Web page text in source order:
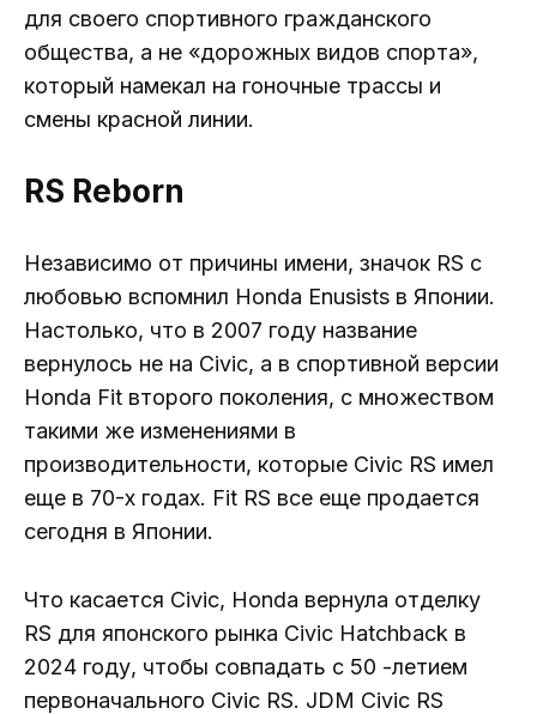
для своего спортивного гражданского
общества, а не «дорожных видов спорта»,
который намекал на гоночные трассы и
смены красной линии.
RS Reborn
Независимо от причины имени, значок RS с
любовью вспомнил Honda Enusists в Японии.
Настолько, что в 2007 году название
вернулось не на Civic, а в спортивной версии
Honda Fit второго поколения, с множеством
такими же изменениями в
производительности, которые Civic RS имел
еще в 70-х годах. Fit RS все еще продается
сегодня в Японии.
Что касается Civic, Honda вернула отделку
RS для японского рынка Civic Hatchback в
2024 году, чтобы совпадать с 50 -летием
первоначального Civic RS. JDM Civic RS